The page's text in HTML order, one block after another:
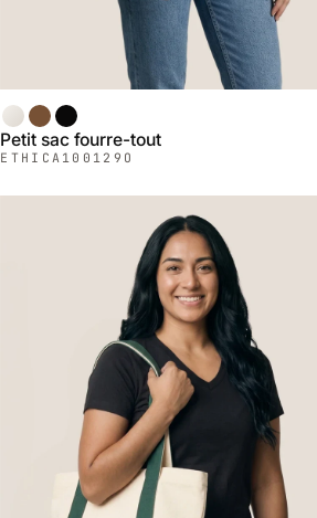
Naturel
CaféNoir
Petit sac fourre-tout
ETHICA 100129O